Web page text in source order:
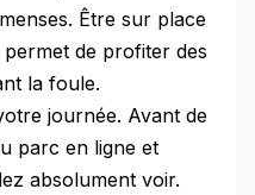
Être sur place
de profiter des
la foule.
journée. Avant de
parc en ligne et
absolument voir.